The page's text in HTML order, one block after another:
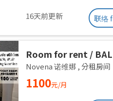
16天前更新 联络
Room for rent /
Common room /
immediate
Novena 诺维娜 ,分租房间
1100元/月